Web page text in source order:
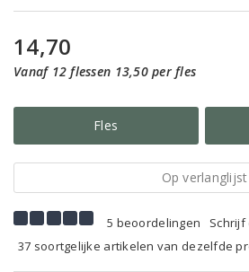
14,70
Vanaf 12 flessen 13,50 per fles
Fles
Op verlanglijst
5 beoordelingen
37 soortgelijke artikelen van dezelfde